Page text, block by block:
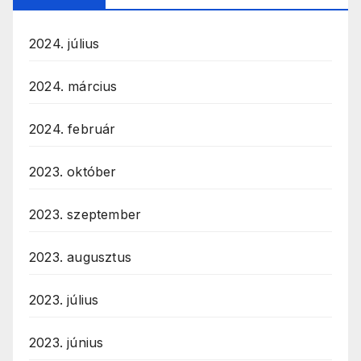
2024. július
2024. március
2024. február
2023. október
2023. szeptember
2023. augusztus
2023. július
2023. június